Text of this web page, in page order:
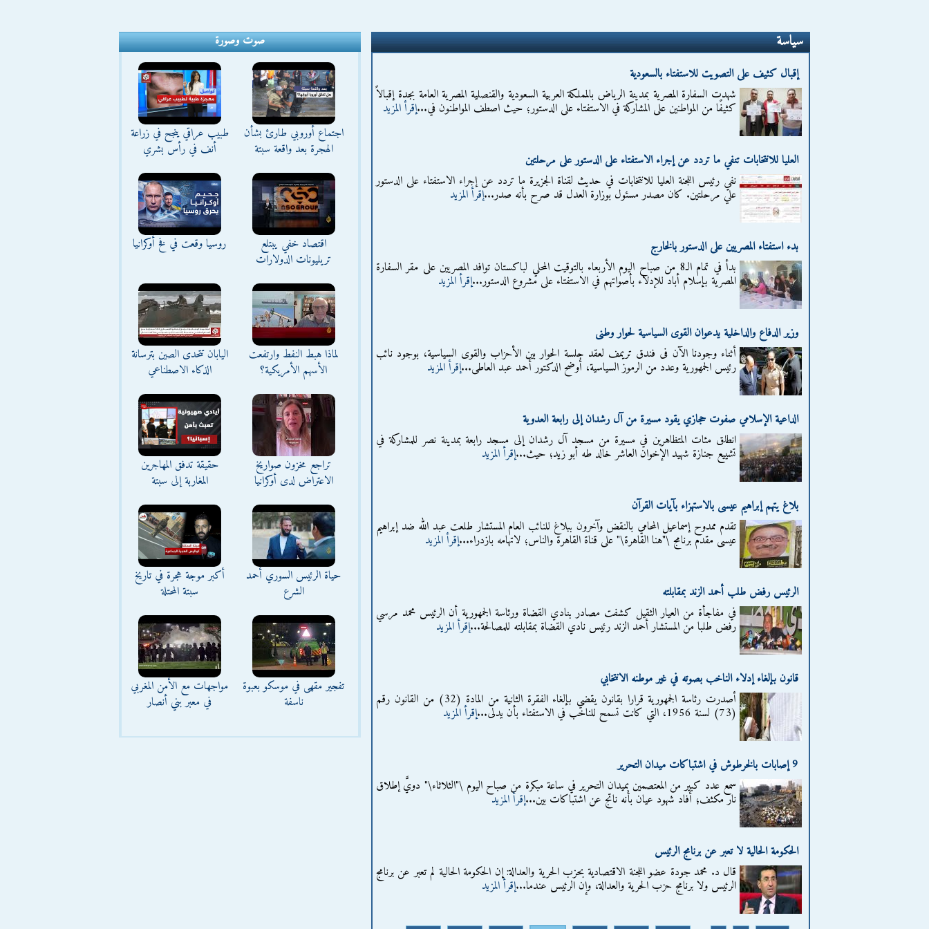
سياسة
إقبال كثيف على التصويت للاستفتاء بالسعودية
شهدت السفارة المصرية بمدينة الرياض بالمملكة العربية السعودية والقنصلية المصرية العامة بجدة إقبالاً
كثيفًا من المواطنين على المشاركة في الاستفتاء على الدستور؛ حيث اصطف المواطنون في...إقرأ المزيد
العليا للانتخابات تنفي ما تردد عن إجراء الاستفتاء على الدستور على مرحلتين
نفي رئيس اللجنة العليا للانتخابات في حديث لقناة الجزيرة ما تردد عن إجراء الاستفتاء على الدستور
علي مرحلتين. كان مصدر مسئول بوزارة العدل قد صرح بأنه صدر...إقرأ المزيد
بدء استفتاء المصريين على الدستور بالخارج
بدأ في تمام الـ8 من صباح اليوم الأربعاء بالتوقيت المحلي لباكستان توافد المصريين على مقر السفارة
المصرية بإسلام أباد للإدلاء بأصواتهم في الاستفتاء على مشروع الدستور...إقرأ المزيد
وزير الدفاع والداخلية يدعوان القوى السياسية لحوار وطنى
أثناء وجودنا الآن فى فندق تريمف لعقد جلسة الحوار بين الأحزاب والقوى السياسية، بوجود نائب
رئيس الجمهورية وعدد من الرموز السياسية، أوضح الدكتور أحمد عبد العاطى...إقرأ المزيد
الداعية الإسلامي صفوت حجازي يقود مسيرة من آل رشدان إلى رابعة العدوية
انطلق مئات المتظاهرين في مسيرة من مسجد آل رشدان إلى مسجد رابعة بمدينة نصر للمشاركة في
تشييع جنازة شهيد الإخوان العاشر خالد طه أبو زيد؛ حيث...إقرأ المزيد
بلاغ يتهم إبراهيم عيسى بالاستهزاء بآيات القرآن
تقدم ممدوح إسماعيل المحامي بالنقض وآخرون ببلاغ للنائب العام المستشار طلعت عبد الله ضد إبراهيم
عيسى مقدم برنامج \"هنا القاهرة\" على قناة القاهرة والناس؛ لاتهامه بازدراء...إقرأ المزيد
الرئيس رفض طلب أحمد الزند بمقابلته
في مفاجأة من العيار الثقيل كشفت مصادر بنادي القضاة ورئاسة الجمهورية أن الرئيس محمد مرسي
رفض طلبا من المستشار أحمد الزند رئيس نادي القضاة بمقابلته للمصالحة...إقرأ المزيد
قانون بإلغاء إدلاء الناخب بصوته في غير موطنه الانتخابي
أصدرت رئاسة الجمهورية قرارا بقانون يقضي بإلغاء الفقرة الثانية من المادة (32) من القانون رقم
(73) لسنة 1956، التي كانت تسمح للناخب في الاستفتاء بأن يدلى... إقرأ المزيد
9 إصابات بالخرطوش في اشتباكات ميدان التحرير
سمع عدد كبير من المعتصمين بميدان التحرير في ساعة مبكرة من صباح اليوم \"الثلاثاء\" دويَّ إطلاق
نار مكثف؛ أفاد شهود عيان بأنه ناتج عن اشتباكات بين...إقرأ المزيد
الحكومة الحالية لا تعبر عن برنامج الرئيس
قال د. محمد جودة عضو اللجنة الاقتصادية بحزب الحرية والعدالة: إن الحكومة الحالية لم تعبر عن برنامج
الرئيس ولا برنامج حزب الحرية والعدالة، وإن الرئيس عندما...إقرأ المزيد
صوت وصورة
اجتماع أوروبي طارئ بشأن
الهجرة بعد واقعة سبتة
طبيب عراقي ينجح في زراعة
أنف في رأس بشري
اقتصاد خفي يبتلع
تريليونات الدولارات
روسيا وقعت في فخ أوكرانيا
لماذا هبط النفط وارتفعت
الأسهم الأمريكية؟
اليابان تتحدى الصين بترسانة
الذكاء الاصطناعي
تراجع مخزون صواريخ
الاعتراض لدى أوكرانيا
حقيقة تدفق المهاجرين
المغاربة إلى سبتة
حياة الرئيس السوري أحمد
الشرع
أكبر موجة هجرة في تاريخ
سبتة المحتلة
تفجير مقهى في موسكو بعبوة
ناسفة
مواجهات مع الأمن المغربي
في معبر بني أنصار